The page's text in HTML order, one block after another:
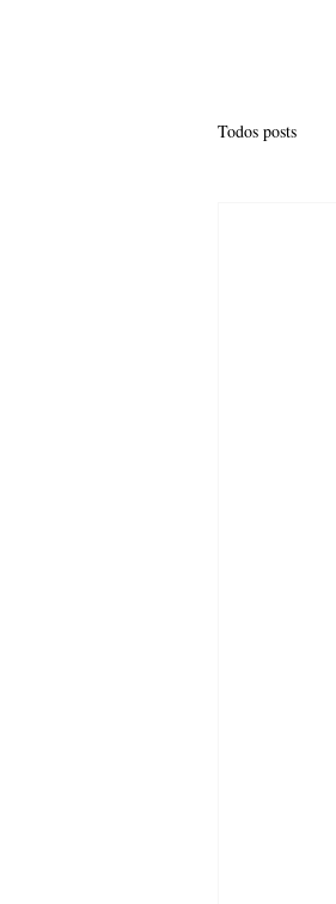
Todos posts